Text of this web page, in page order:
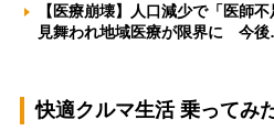
【医療崩壊】人口減少で「医師
見舞われ地域医療が限界に 今
快適クルマ生活 乗ってみ